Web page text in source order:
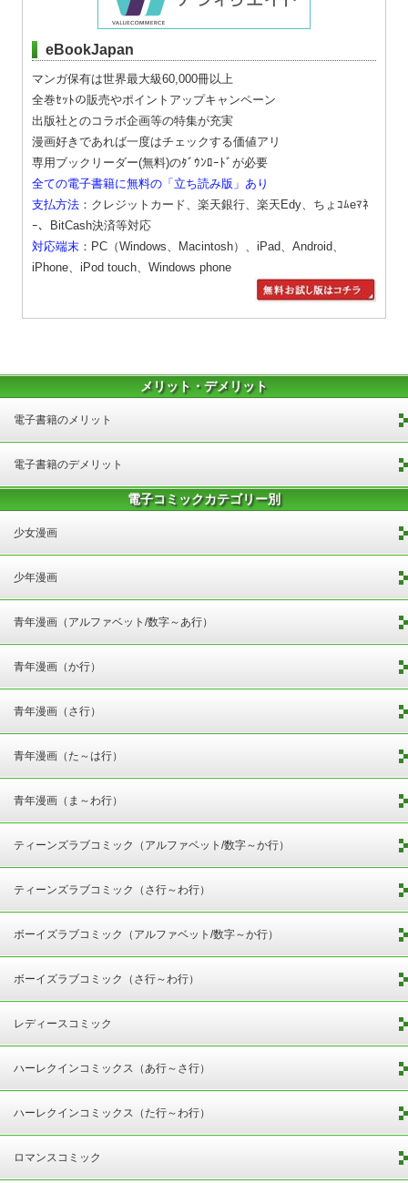
eBookJapan
マンガ保有は世界最大級60,000冊以上
全巻ｾｯﾄの販売やポイントアップキャンペーン
出版社とのコラボ企画等の特集が充実
漫画好きであれば一度はチェックする価値アリ
専用ブックリーダー(無料)のﾀﾞｳﾝﾛｰﾄﾞが必要
全ての電子書籍に無料の「立ち読み版」あり
支払方法 ：クレジットカード、楽天銀行、楽天Edy、ちょｺﾑeﾏﾈ
ｰ、BitCash決済等対応
対応端末 ：PC（Windows、Macintosh）、iPad、Android、
iPhone、iPod touch、Windows phone
メリット・デメリット
電子書籍のメリット
電子書籍のデメリット
電子コミックカテゴリー別
少女漫画
少年漫画
青年漫画（アルファベット/数字～あ行）
青年漫画（か行）
青年漫画（さ行）
青年漫画（た～は行）
青年漫画（ま～わ行）
ティーンズラブコミック（アルファベット/数字～か行）
ティーンズラブコミック（さ行～わ行）
ボーイズラブコミック（アルファベット/数字～か行）
ボーイズラブコミック（さ行～わ行）
レディースコミック
ハーレクインコミックス（あ行～さ行）
ハーレクインコミックス（た行～わ行）
ロマンスコミック